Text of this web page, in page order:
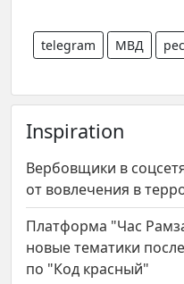
telegram МВД
Inspiration
Вербовщики в
от вовлечения в
Платформа "Час
новые тематики
по "Код красный"